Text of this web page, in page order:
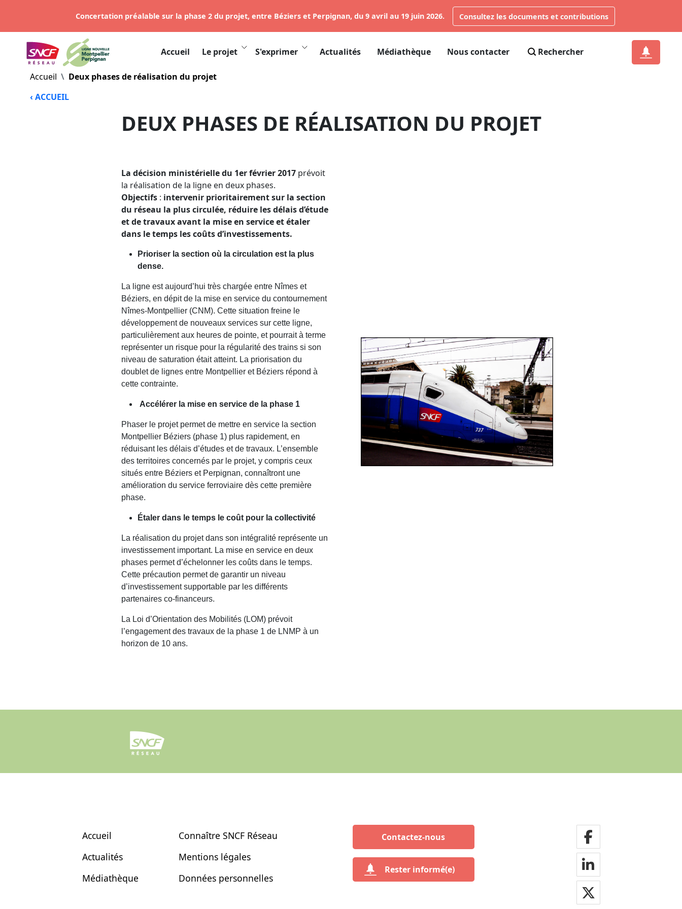
Concertation préalable sur la phase 2 du projet, entre Béziers et Perpignan, du 9 avril au 19 juin 2026. Consultez les documents et contributions
Accueil Le projet S'exprimer Actualités Médiathèque Nous contacter Rechercher
Accueil
Deux phases de réalisation du projet
‹ ACCUEIL
DEUX PHASES DE RÉALISATION DU PROJET
La décision ministérielle du 1er février 2017 prévoit
la réalisation de la ligne en deux phases.
Objectifs : intervenir prioritairement sur la section
du réseau la plus circulée, réduire les délais d’étude
et de travaux avant la mise en service et étaler
dans le temps les coûts d’investissements.
Prioriser la section où la circulation est la plus
dense.
La ligne est aujourd’hui très chargée entre Nîmes et
Béziers, en dépit de la mise en service du contournement
Nîmes-Montpellier (CNM). Cette situation freine le
développement de nouveaux services sur cette ligne,
particulièrement aux heures de pointe, et pourrait à terme
représenter un risque pour la régularité des trains si son
niveau de saturation était atteint. La priorisation du
doublet de lignes entre Montpellier et Béziers répond à
cette contrainte.
Accélérer la mise en service de la phase 1
Phaser le projet permet de mettre en service la section
Montpellier Béziers (phase 1) plus rapidement, en
réduisant les délais d’études et de travaux. L’ensemble
des territoires concernés par le projet, y compris ceux
situés entre Béziers et Perpignan, connaîtront une
amélioration du service ferroviaire dès cette première
phase.
Étaler dans le temps le coût pour la collectivité
La réalisation du projet dans son intégralité représente un
investissement important. La mise en service en deux
phases permet d’échelonner les coûts dans le temps.
Cette précaution permet de garantir un niveau
d’investissement supportable par les différents
partenaires co-financeurs.
La Loi d’Orientation des Mobilités (LOM) prévoit
l’engagement des travaux de la phase 1 de LNMP à un
horizon de 10 ans.
Accueil
Actualités
Médiathèque
Connaître SNCF Réseau
Mentions légales
Données personnelles
Contactez-nous
Rester informé(e)